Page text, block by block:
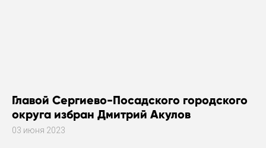
Главой Сергиево-Посадского городского
округа избран Дмитрий Акулов
03 июня 2023